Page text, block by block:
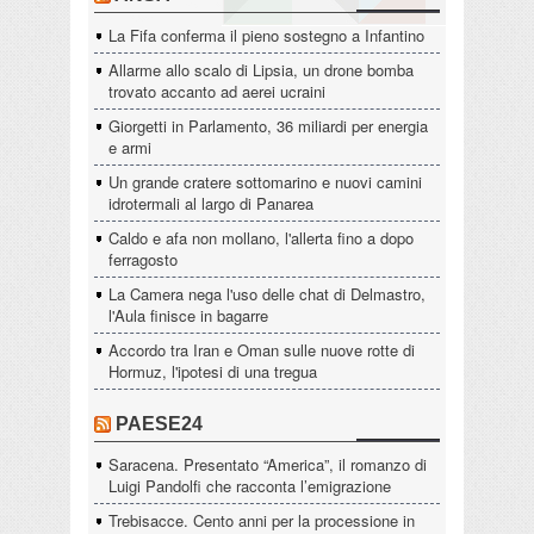
La Fifa conferma il pieno sostegno a Infantino
Allarme allo scalo di Lipsia, un drone bomba
trovato accanto ad aerei ucraini
Giorgetti in Parlamento, 36 miliardi per energia
e armi
Un grande cratere sottomarino e nuovi camini
idrotermali al largo di Panarea
Caldo e afa non mollano, l'allerta fino a dopo
ferragosto
La Camera nega l'uso delle chat di Delmastro,
l'Aula finisce in bagarre
Accordo tra Iran e Oman sulle nuove rotte di
Hormuz, l'ipotesi di una tregua
PAESE24
Saracena. Presentato “America”, il romanzo di
Luigi Pandolfi che racconta l’emigrazione
Trebisacce. Cento anni per la processione in